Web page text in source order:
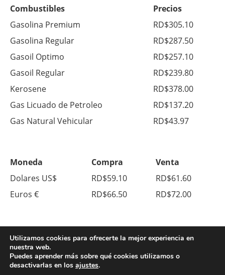
Combustibles
Precios
Gasolina Premium
RD$305.10
Gasolina Regular
RD$287.50
Gasoil Optimo
RD$257.10
Gasoil Regular
RD$239.80
Kerosene
RD$378.00
Gas Licuado de Petroleo
RD$137.20
Gas Natural Vehicular
RD$43.97
Moneda Compra
Venta
Dolares US$
RD$59.10
RD$61.60
Euros €
RD$66.50 RD$72.00
© Copyright 2026. All Right Reserved.
Utilizamos cookies para ofrecerte la mejor experiencia en
nuestra web.
Puedes aprender más sobre qué cookies utilizamos o
desactivarlas en los ajustes.